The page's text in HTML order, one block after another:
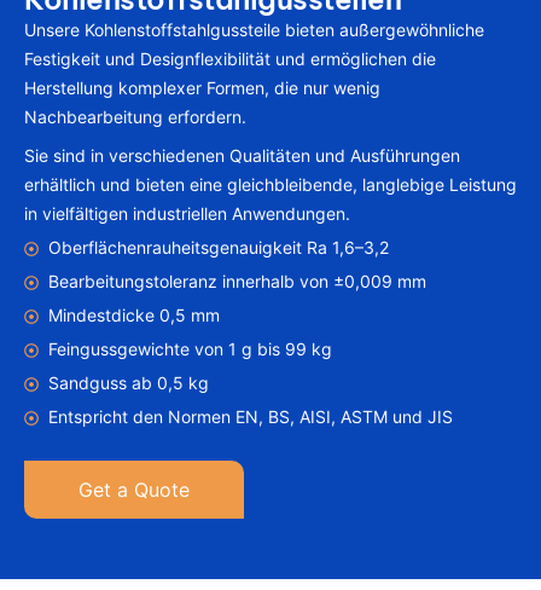
Unsere Kohlenstoffstahlgussteile bieten außergewöhnliche
Festigkeit und Designflexibilität und ermöglichen die
Herstellung komplexer Formen, die nur wenig
Nachbearbeitung erfordern.
Sie sind in verschiedenen Qualitäten und Ausführungen
erhältlich und bieten eine gleichbleibende, langlebige Leistung
in vielfältigen industriellen Anwendungen.
Oberflächenrauheitsgenauigkeit Ra 1,6–3,2
Bearbeitungstoleranz innerhalb von ±0,009 mm
Mindestdicke 0,5 mm
Feingussgewichte von 1 g bis 99 kg
Sandguss ab 0,5 kg
Entspricht den Normen EN, BS, AISI, ASTM und JIS
Get a Quote